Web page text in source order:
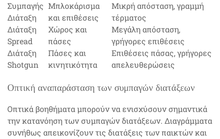
Συμπαγής
Διάταξη
Μπλοκάρισμα
και επιθέσεις
Μικρή απόσταση, γραμμή
τέρματος
Διάταξη
Spread
Χώρος και
πάσες
Μεγάλη απόσταση,
γρήγορες επιθέσεις
Διάταξη
Shotgun
Πάσες και
κινητικότητα
Επιθέσεις πάσας, γρήγορες
απελευθερώσεις
Οπτική αναπαράσταση των συμπαγών διατάξεων
Οπτικά βοηθήματα μπορούν να ενισχύσουν σημαντικά
την κατανόηση των συμπαγών διατάξεων. Διαγράμματα
συνήθως απεικονίζουν τις διατάξεις των παικτών και